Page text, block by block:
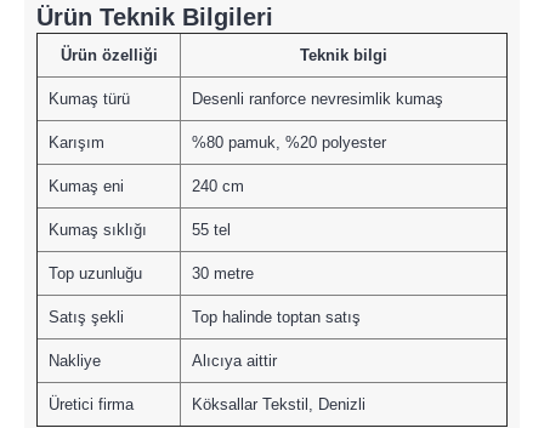
Ürün Teknik Bilgileri
Ürün özelliği Teknik bilgi
Kumaş türü Desenli ranforce nevresimlik kumaş
Karışım %80 pamuk, %20 polyester
Kumaş eni 240 cm
Kumaş sıklığı 55 tel
Top uzunluğu 30 metre
Satış şekli Top halinde toptan satış
Nakliye Alıcıya aittir
Üretici firma Köksallar Tekstil, Denizli